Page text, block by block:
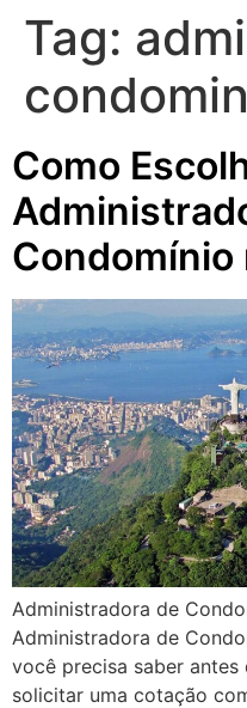
Tag:
Como
Condomínio
Administradora de
Administradora de
você precisa saber
solicitar uma cotação